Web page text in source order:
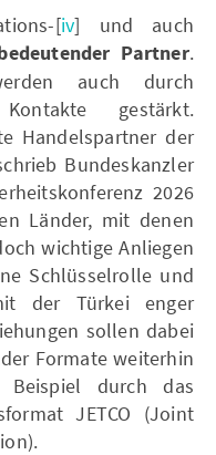
[iv] und auch
Partner.
auch durch
gestärkt.
Handelspartner der
Bundeskanzler
2026
Länder, mit denen
wichtige Anliegen
Schlüsselrolle und
der Türkei enger
sollen dabei
Formate weiterhin
durch das
JETCO (Joint